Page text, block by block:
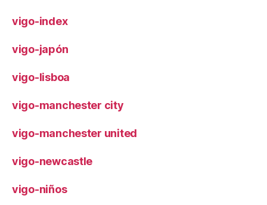
vigo-index
vigo-japón
vigo-lisboa
vigo-manchester city
vigo-manchester united
vigo-newcastle
vigo-niños